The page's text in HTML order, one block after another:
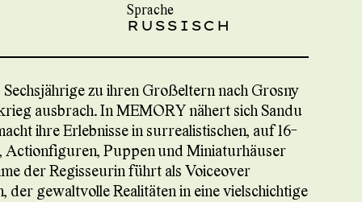
Sprache
RUSSISCH
zu ihren Großeltern nach Grosny
ausbrach. In MEMORY nähert sich Sandu
ihre Erlebnisse in surrealistischen, auf 16-
Puppen und Miniaturhäuser
der Regisseurin führt als Voiceover
gewaltvolle Realitäten in eine vielschichtige